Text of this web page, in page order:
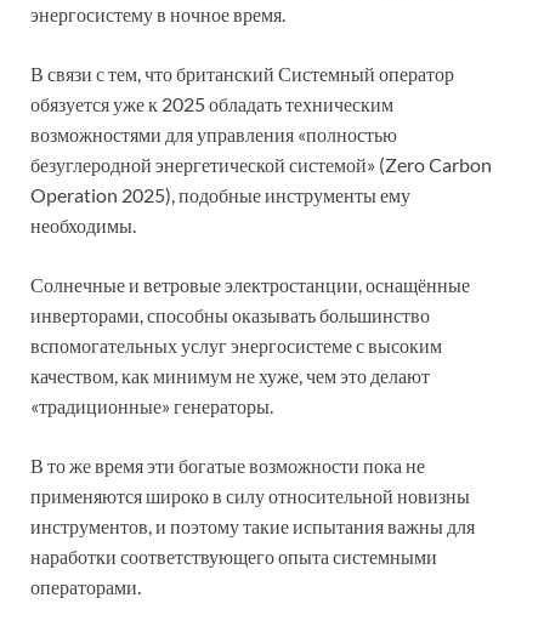
энергосистему в ночное время.
В связи с тем, что британский Системный оператор
обязуется уже к 2025 обладать техническим
возможностями для управления «полностью
безуглеродной энергетической системой» (Zero Carbon
Operation 2025), подобные инструменты ему
необходимы.
Солнечные и ветровые электростанции, оснащённые
инверторами, способны оказывать большинство
вспомогательных услуг энергосистеме с высоким
качеством, как минимум не хуже, чем это делают
«традиционные» генераторы.
В то же время эти богатые возможности пока не
применяются широко в силу относительной новизны
инструментов, и поэтому такие испытания важны для
наработки соответствующего опыта системными
операторами.